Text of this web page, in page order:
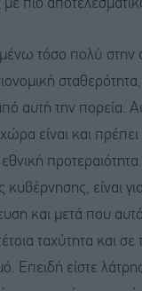
με πιο
τόσο πολύ στην
αυτή την πορεία.
είναι και πρέπει
κυβέρνησης, είναι
και μετά που αυτό
ταχύτητα και σε
Επειδή είστε